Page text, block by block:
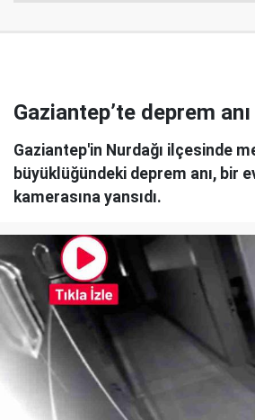
Gaziantep’te deprem
Gaziantep'in Nurdağı ilçesinde
büyüklüğündeki deprem anı, bir
kamerasına yansıdı.